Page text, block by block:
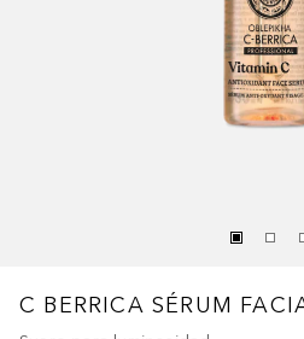
C BERRICA SÉRUM